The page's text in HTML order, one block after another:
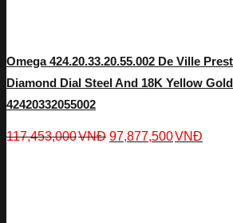
Omega 424.20.33.20.55.002 De Ville
Diamond Dial Steel And 18K Yellow
42420332055002
117,453,000VNĐ 97,877,500VNĐ